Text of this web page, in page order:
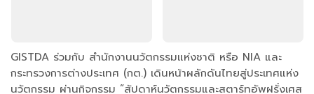
GISTDA ร่วมกับ สำนักงานนวัตกรรมแห่งชาติ หรือ NIA และ
กระทรวงการต่างประเทศ (กต.) เดินหน้าผลักดันไทยสู่ประเทศแห่ง
นวัตกรรม ผ่านกิจกรรม “สัปดาห์นวัตกรรมและสตาร์ทอัพฝรั่งเศส